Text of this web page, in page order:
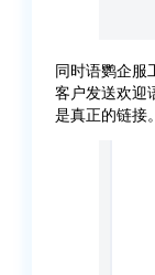
同时语鹦企服
客户发送欢迎
是真正的链接。